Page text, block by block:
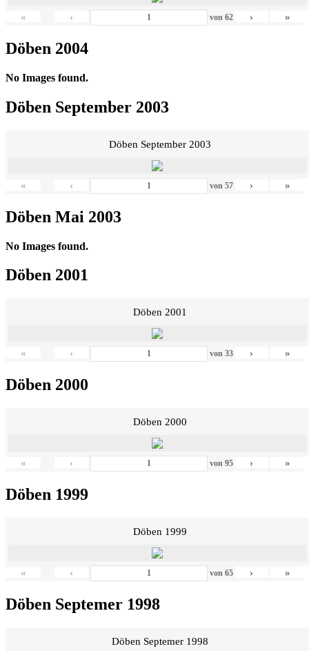
« ‹ von 62 › »
Döben 2004
No Images found.
Döben September 2003
Döben September 2003
« ‹ von 57 › »
Döben Mai 2003
No Images found.
Döben 2001
Döben 2001
« ‹ von 33 › »
Döben 2000
Döben 2000
« ‹ von 95 › »
Döben 1999
Döben 1999
« ‹ von 65 › »
Döben Septemer 1998
Döben Septemer 1998